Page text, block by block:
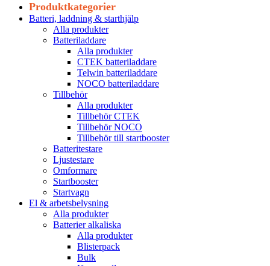
Produktkategorier
Batteri, laddning & starthjälp
Alla produkter
Batteriladdare
Alla produkter
CTEK batteriladdare
Telwin batteriladdare
NOCO batteriladdare
Tillbehör
Alla produkter
Tillbehör CTEK
Tillbehör NOCO
Tillbehör till startbooster
Batteritestare
Ljustestare
Omformare
Startbooster
Startvagn
El & arbetsbelysning
Alla produkter
Batterier alkaliska
Alla produkter
Blisterpack
Bulk